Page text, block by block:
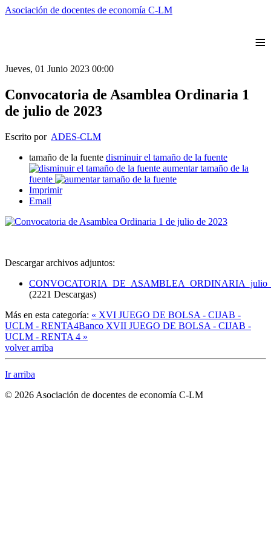
Asociación de docentes de economía C-LM
≡
Jueves, 01 Junio 2023 00:00
Convocatoria de Asamblea Ordinaria 1
de julio de 2023
Escrito por ADES-CLM
tamaño de la fuente disminuir el tamaño de la fuente
aumentar tamaño de la
fuente
Imprimir
Email
Descargar archivos adjuntos:
(2221 Descargas)
Más en esta categoría: « XVI JUEGO DE BOLSA - CIJAB -
UCLM - RENTA4Banco XVII JUEGO DE BOLSA - CIJAB -
UCLM - RENTA 4 »
volver arriba
Ir arriba
© 2026 Asociación de docentes de economía C-LM